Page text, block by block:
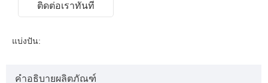
ติดต่อเราทันที
แบ่งปัน:
คำอธิบายผลิตภัณฑ์